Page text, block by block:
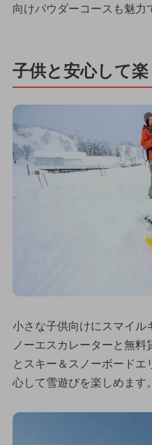
向けパウダーコースも魅力
子供と安心して
小さな子供向けにスマイル
ノーエスカレーターと無
とスキー＆スノーボード
心して雪遊びを楽しめます。